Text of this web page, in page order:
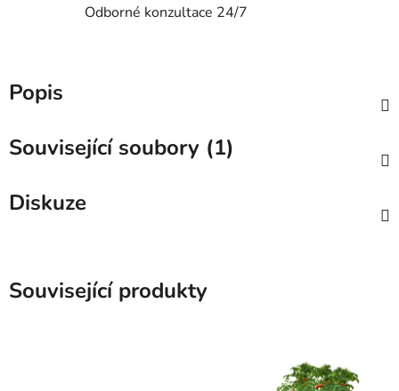
Odborné konzultace 24/7
Popis
Související soubory (1)
Diskuze
Související produkty